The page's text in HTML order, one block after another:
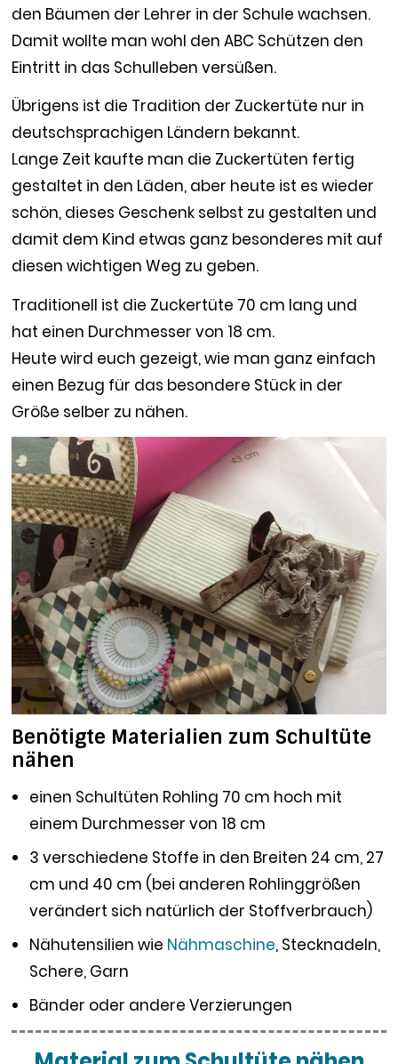
den Bäumen der Lehrer in der Schule wachsen.
Damit wollte man wohl den ABC Schützen den
Eintritt in das Schulleben versüßen.
Übrigens ist die Tradition der Zuckertüte nur in
deutschsprachigen Ländern bekannt.
Lange Zeit kaufte man die Zuckertüten fertig
gestaltet in den Läden, aber heute ist es wieder
schön, dieses Geschenk selbst zu gestalten und
damit dem Kind etwas ganz besonderes mit auf
diesen wichtigen Weg zu geben.
Traditionell ist die Zuckertüte 70 cm lang und
hat einen Durchmesser von 18 cm.
Heute wird euch gezeigt, wie man ganz einfach
einen Bezug für das besondere Stück in der
Größe selber zu nähen.
Benötigte Materialien zum Schultüte
nähen
einen Schultüten Rohling 70 cm hoch mit
einem Durchmesser von 18 cm
3 verschiedene Stoffe in den Breiten 24 cm, 27
cm und 40 cm (bei anderen Rohlinggrößen
verändert sich natürlich der Stoffverbrauch)
Nähutensilien wie Nähmaschine, Stecknadeln,
Schere, Garn
Bänder oder andere Verzierungen